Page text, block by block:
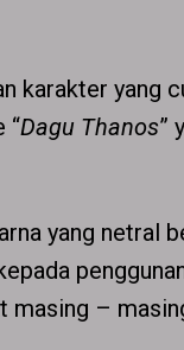
karakter yang
“Dagu Thanos”
yang netral
masing –